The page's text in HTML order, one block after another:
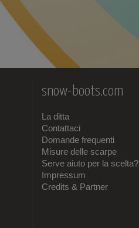
snow-boots.com
La ditta
Contattaci
Domande frequenti
Misure delle scarpe
Serve aiuto per la scelta?
Impressum
Credits & Partner